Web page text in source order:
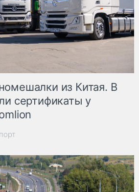
из Китая. В
сертификаты у